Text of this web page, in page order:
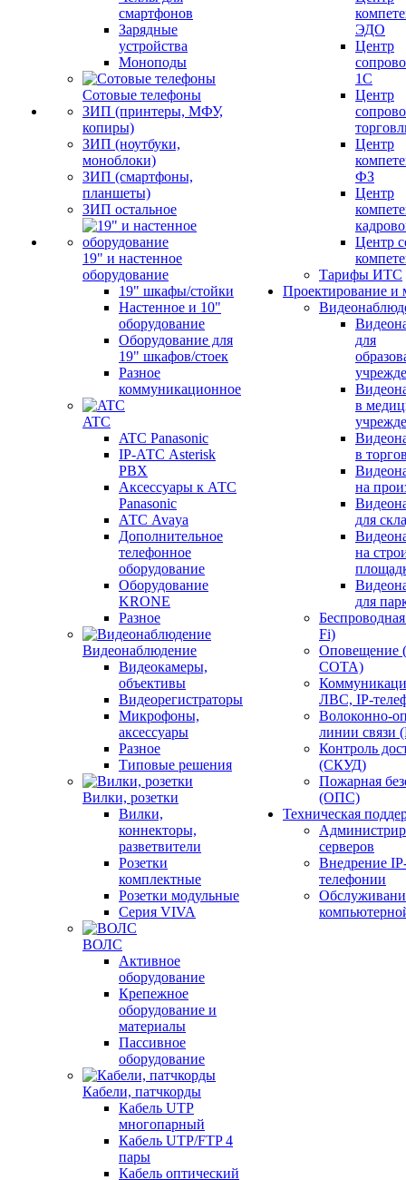
смартфонов
Зарядные
устройства
Моноподы
Сотовые телефоны
ЗИП (принтеры, МФУ,
копиры)
ЗИП (ноутбуки,
моноблоки)
ЗИП (смартфоны,
планшеты)
ЗИП остальное
19" и настенное
оборудование
19" шкафы/стойки
Настенное и 10"
оборудование
Оборудование для
19" шкафов/стоек
Разное
коммуникационное
ATC
ATC Panasonic
IP-АТС Asterisk
PBX
Аксессуары к АТС
Panasonic
АТС Avaya
Дополнительное
телефонное
оборудование
Оборудование
KRONE
Разное
Видеонаблюдение
Видеокамеры,
объективы
Видеорегистраторы
Микрофоны,
аксессуары
Разное
Типовые решения
Вилки, розетки
Вилки,
коннекторы,
разветвители
Розетки
комплектные
Розетки модульные
Серия VIVA
ВОЛС
Активное
оборудование
Крепежное
оборудование и
материалы
Пассивное
оборудование
Кабели, патчкорды
Кабель UTP
многопарный
Кабель UTP/FTP 4
пары
Кабель оптический
ЭДО
Центр
1С
Центр
Центр
ФЗ
Центр
Центр
Тарифы ИТС
Проектирование и
для
в
в
на
для
на
для
Fi)
СОТА)
ЛВС, IP-
Волоконно-
линии
Контроль
(СКУД)
Пожарная
(ОПС)
Техническая
серверов
Внедрение
телефонии